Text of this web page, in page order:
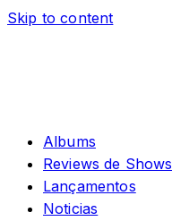
Skip to content
Albums
Reviews de Shows
Lançamentos
Noticias